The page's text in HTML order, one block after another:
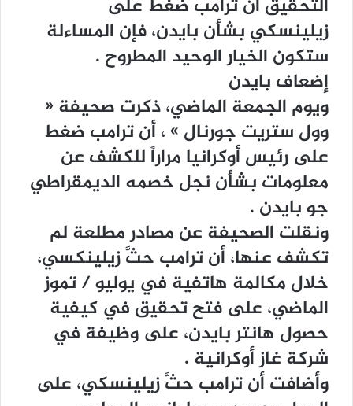
ﺍﻟﺘﺤﻘﻴﻖ ﺃﻥ ﺗﺮﺍﻣﺐ ﺿﻐﻂ ﻋﻠﻰ
ﺯﻳﻠﻴﻨﺴﻜﻲ ﺑﺸﺄﻥ ﺑﺎﻳﺪﻥ، ﻓﺈﻥ ﺍﻟﻤﺴﺎﺀﻟﺔ
ﺳﺘﻜﻮﻥ ﺍﻟﺨﻴﺎﺭ ﺍﻟﻮﺣﻴﺪ ﺍﻟﻤﻄﺮﻭﺡ .
ﺇﺿﻌﺎﻑ ﺑﺎﻳﺪﻥ
ﻭﻳﻮﻡ ﺍﻟﺠﻤﻌﺔ ﺍﻟﻤﺎﺿﻲ، ﺫﻛﺮﺕ ﺻﺤﻴﻔﺔ ‏«
ﻭﻭﻝ ﺳﺘﺮﻳﺖ ﺟﻮﺭﻧﺎﻝ ‏» ، ﺃﻥ ﺗﺮﺍﻣﺐ ﺿﻐﻂ
ﻋﻠﻰ ﺭﺋﻴﺲ ﺃﻭﻛﺮﺍﻧﻴﺎ ﻣﺮﺍﺭﺍً ﻟﻠﻜﺸﻒ ﻋﻦ
ﻣﻌﻠﻮﻣﺎﺕ ﺑﺸﺄﻥ ﻧﺠﻞ ﺧﺼﻤﻪ ﺍﻟﺪﻳﻤﻘﺮﺍﻃﻲ
ﺟﻮ ﺑﺎﻳﺪﻥ .
ﻭﻧﻘﻠﺖ ﺍﻟﺼﺤﻴﻔﺔ ﻋﻦ ﻣﺼﺎﺩﺭ ﻣﻄﻠﻌﺔ ﻟﻢ
ﺗﻜﺸﻒ ﻋﻨﻬﺎ، ﺃﻥ ﺗﺮﺍﻣﺐ ﺣﺚَّ ﺯﻳﻠﻴﻨﻜﺴﻲ،
ﺧﻼﻝ ﻣﻜﺎﻟﻤﺔ ﻫﺎﺗﻔﻴﺔ ﻓﻲ ﻳﻮﻟﻴﻮ / ﺗﻤﻮﺯ
ﺍﻟﻤﺎﺿﻲ، ﻋﻠﻰ ﻓﺘﺢ ﺗﺤﻘﻴﻖ ﻓﻲ ﻛﻴﻔﻴﺔ
ﺣﺼﻮﻝ ﻫﺎﻧﺘﺮ ﺑﺎﻳﺪﻥ، ﻋﻠﻰ ﻭﻇﻴﻔﺔ ﻓﻲ
ﺷﺮﻛﺔ ﻏﺎﺯ ﺃﻭﻛﺮﺍﻧﻴﺔ .
ﻭﺃﺿﺎﻓﺖ ﺃﻥ ﺗﺮﺍﻣﺐ ﺣﺚَّ ﺯﻳﻠﻴﻨﺴﻜﻲ، ﻋﻠﻰ